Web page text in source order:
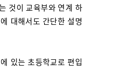
것이 교육부와 연계 하
대해서도 간단한 설명
있는 초등학교로 편입